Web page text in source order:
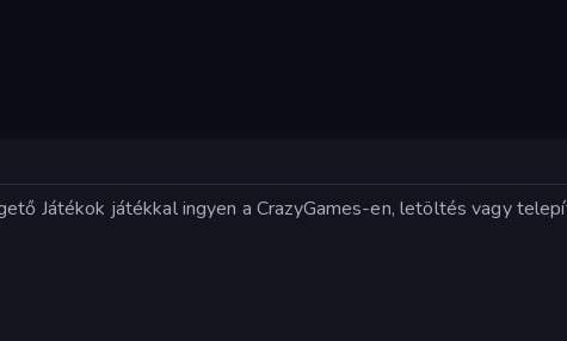
Játékok játékkal ingyen a CrazyGames-en, letöltés vagy